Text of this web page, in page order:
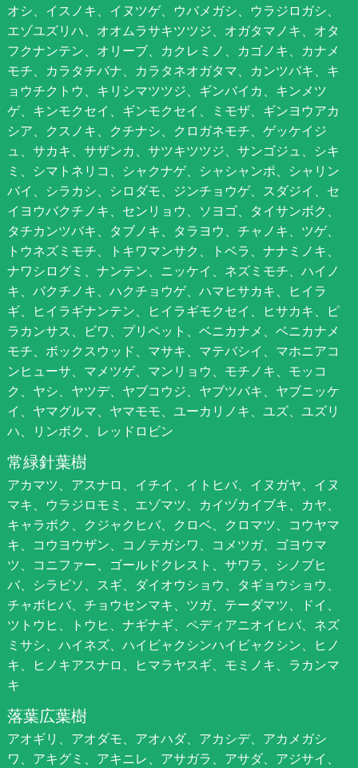
オシ、イスノキ、イヌツゲ、ウバメガシ、ウラジロガシ、
エゾユズリハ、オオムラサキツツジ、オガタマノキ、オタ
フクナンテン、オリーブ、カクレミノ、カゴノキ、カナメ
モチ、カラタチバナ、カラタネオガタマ、カンツバキ、キ
ョウチクトウ、キリシマツツジ、ギンバイカ、キンメツ
ゲ、キンモクセイ、ギンモクセイ、ミモザ、ギンヨウアカ
シア、クスノキ、クチナシ、クロガネモチ、ゲッケイジ
ュ、サカキ、サザンカ、サツキツツジ、サンゴジュ、シキ
ミ、シマトネリコ、シャクナゲ、シャシャンポ、シャリン
バイ、シラカシ、シロダモ、ジンチョウゲ、スダジイ、セ
イヨウバクチノキ、センリョウ、ソヨゴ、タイサンボク、
タチカンツバキ、タブノキ、タラヨウ、チャノキ、ツゲ、
トウネズミモチ、トキワマンサク、トベラ、ナナミノキ、
ナワシログミ、ナンテン、ニッケイ、ネズミモチ、ハイノ
キ、バクチノキ、ハクチョウゲ、ハマヒサカキ、ヒイラ
ギ、ヒイラギナンテン、ヒイラギモクセイ、ヒサカキ、ピ
ラカンサス、ビワ、プリペット、ベニカナメ、ベニカナメ
モチ、ボックスウッド、マサキ、マテバシイ、マホニアコ
ンヒューサ、マメツゲ、マンリョウ、モチノキ、モッコ
ク、ヤシ、ヤツデ、ヤブコウジ、ヤブツバキ、ヤブニッケ
イ、ヤマグルマ、ヤマモモ、ユーカリノキ、ユズ、ユズリ
ハ、リンボク、レッドロビン
常緑針葉樹
アカマツ、アスナロ、イチイ、イトヒバ、イヌガヤ、イヌ
マキ、ウラジロモミ、エゾマツ、カイヅカイブキ、カヤ、
キャラボク、クジャクヒバ、クロベ、クロマツ、コウヤマ
キ、コウヨウザン、コノテガシワ、コメツガ、ゴヨウマ
ツ、コニファー、ゴールドクレスト、サワラ、シノブヒ
バ、シラビソ、スギ、ダイオウショウ、タギョウショウ、
チャボヒバ、チョウセンマキ、ツガ、テーダマツ、ドイ、
ツトウヒ、トウヒ、ナギナギ、ペディアニオイヒバ、ネズ
ミサシ、ハイネズ、ハイビャクシンハイビャクシン、ヒノ
キ、ヒノキアスナロ、ヒマラヤスギ、モミノキ、ラカンマ
キ
落葉広葉樹
アオギリ、アオダモ、アオハダ、アカシデ、アカメガシ
ワ、アキグミ、アキニレ、アサガラ、アサダ、アジサイ、